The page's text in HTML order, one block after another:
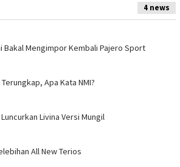
4 news
Bakal Mengimpor Kembali Pajero Sport
Apa Kata NMI?
Livina Versi Mungil
All New Terios